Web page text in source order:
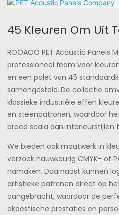
45 Kleuren Om Uit
ROOAOO PET Acoustic Panels
professioneel team voor
en een palet van 45
samengesteld. De collectie
klassieke industriële effen
en steenpatronen, waardoor
breed scala aan interieurstijlen
We bieden ook maatwerk in
verzoek nauwkeurig CMYK- of
namaken. Daarnaast kunnen
artistieke patronen direct op
aangebracht, waardoor de
akoestische prestaties en